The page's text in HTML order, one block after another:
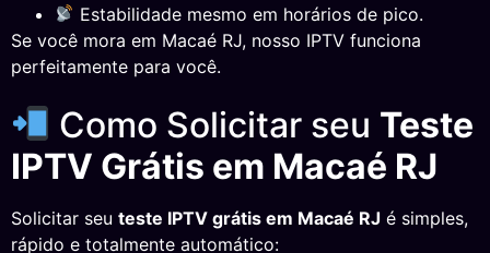
Estabilidade mesmo em horários de pico.
Se você mora em Macaé RJ, nosso IPTV funciona
perfeitamente para você.
Como Solicitar seu Teste
IPTV Grátis em Macaé RJ
Solicitar seu teste IPTV grátis em Macaé RJ é simples,
rápido e totalmente automático: